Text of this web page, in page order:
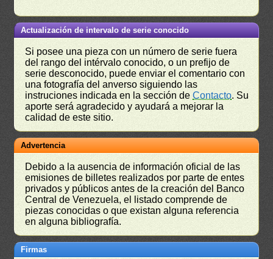
Actualización de intervalo de serie conocido
Si posee una pieza con un número de serie fuera
del rango del intérvalo conocido, o un prefijo de
serie desconocido, puede enviar el comentario con
una fotografía del anverso siguiendo las
instruciones indicada en la sección deContacto. Su
aporte será agradecido y ayudará a mejorar la
calidad de este sitio.
Advertencia
Debido a la ausencia de información oficial de las
emisiones de billetes realizados por parte de entes
privados y públicos antes de la creación del Banco
Central de Venezuela, el listado comprende de
piezas conocidas o que existan alguna referencia
en alguna bibliografía.
Firmas